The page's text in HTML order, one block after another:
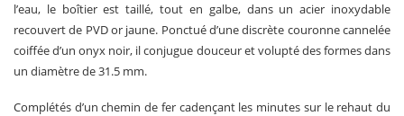
l’eau, le boîtier est taillé, tout en galbe, dans un acier inoxydable
recouvert de PVD or jaune. Ponctué d’une discrète couronne cannelée
coiffée d’un onyx noir, il conjugue douceur et volupté des formes dans
un diamètre de 31.5 mm.
Complétés d’un chemin de fer cadençant les minutes sur le rehaut du